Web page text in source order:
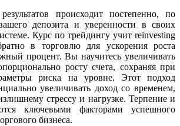
происходит постепенно, по
депозита и уверенности в своих
Курс по трейдингу учит reinvesting
в торговлю для ускорения роста
процент. Вы научитесь увеличивать
росту счета, сохраняя при
риска на уровне. Этот подход
увеличивать доход со временем,
стрессу и нагрузке. Терпение и
ключевыми факторами успешного
бизнеса.